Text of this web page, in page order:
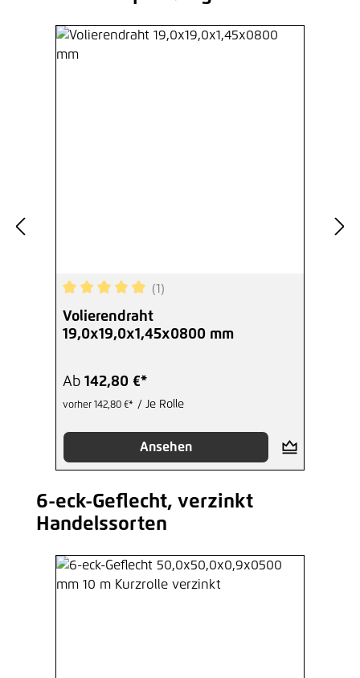
Durchschnittliche Bewertung von 5 von 5
(1)
Volierendraht
19,0x19,0x1,45x0800 mm
Ab 142,80 €*
vorher 142,80 €* / Je Rolle
Ansehen
Produktgalerie überspringen
6-eck-Geflecht, verzinkt
Handelssorten